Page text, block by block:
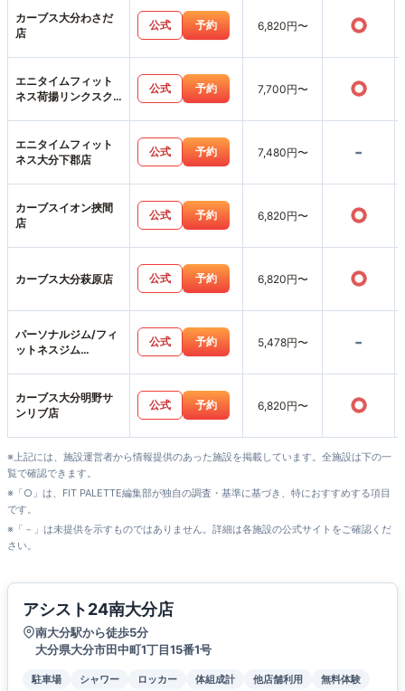
カーブス大分わさだ
店
公式 予約 6,820円〜 ○
エニタイムフィット
ネス荷揚リンクスク
公式 予約 7,700円〜 ○
エニタイムフィット
ネス大分下郡店
公式 予約 7,480円〜 -
カーブスイオン挾間
店
公式 予約 6,820円〜 ○
カーブス大分萩原店 公式 予約 6,820円〜 ○
パーソナルジム/フィ
ットネスジム
公式 予約 5,478円〜 -
カーブス大分明野サ
ンリブ店
公式 予約 6,820円〜 ○
※上記には、施設運営者から情報提供のあった施設を掲載しています。全施設は下の一
覧で確認できます。
※「○」は、FIT PALETTE編集部が独自の調査・基準に基づき、特におすすめする項目
です。
※「－」は未提供を示すものではありません。詳細は各施設の公式サイトをご確認くだ
さい。
アシスト24南大分店
南大分駅から徒歩5分
大分県大分市田中町1丁目15番1号
駐車場 シャワー ロッカー 体組成計 他店舗利用 無料体験